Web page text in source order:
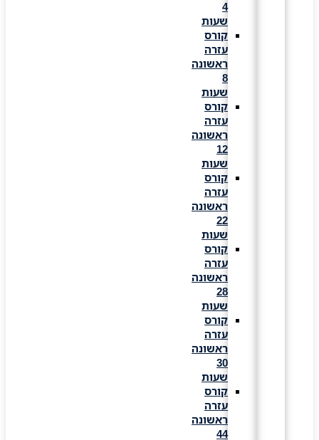
שעות
קורס
עזרה
ראשונה
שעות
קורס
עזרה
ראשונה
שעות
קורס
עזרה
ראשונה
שעות
קורס
עזרה
ראשונה
שעות
קורס
עזרה
ראשונה
שעות
קורס
עזרה
ראשונה